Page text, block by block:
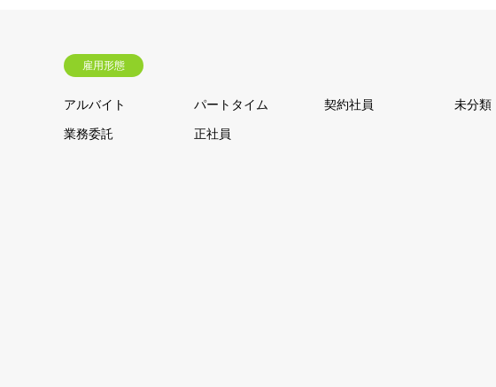
雇用形態
アルバイト パートタイム 契約社員 未分類
業務委託 正社員